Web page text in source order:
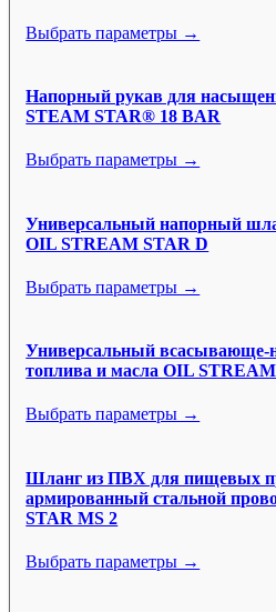
Выбрать параметры →
Напорный рукав для
STEAM STAR® 18 BAR
Выбрать параметры →
Универсальный напорный
OIL STREAM STAR D
Выбрать параметры →
Универсальный
топлива и масла OIL
Выбрать параметры →
Шланг из ПВХ для пищевых
армированный стальной
STAR MS 2
Выбрать параметры →